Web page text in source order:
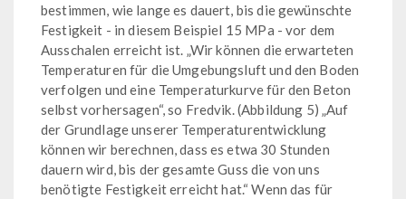
bestimmen, wie lange es dauert, bis die gewünschte
Festigkeit - in diesem Beispiel 15 MPa - vor dem
Ausschalen erreicht ist. „Wir können die erwarteten
Temperaturen für die Umgebungsluft und den Boden
verfolgen und eine Temperaturkurve für den Beton
selbst vorhersagen“, so Fredvik. (Abbildung 5) „Auf
der Grundlage unserer Temperaturentwicklung
können wir berechnen, dass es etwa 30 Stunden
dauern wird, bis der gesamte Guss die von uns
benötigte Festigkeit erreicht hat.“ Wenn das für